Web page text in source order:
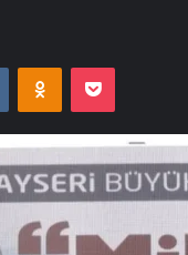
VKontakteOdnoklassniki
Pocket